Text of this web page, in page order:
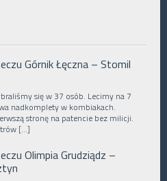
Górnik Łęczna – Stomil
się w 37 osób. Lecimy na 7
nadkomplety w kombiakach.
stronę na patencie bez milicji.
[…]
Olimpia Grudziądz –